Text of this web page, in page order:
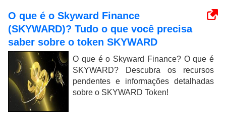
O que é o Skyward Finance
(SKYWARD)? Tudo o que você precisa
saber sobre o token SKYWARD
O que é o Skyward Finance? O que é
SKYWARD? Descubra os recursos
pendentes e informações detalhadas
sobre o SKYWARD Token!